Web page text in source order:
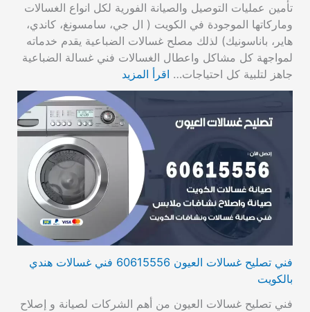
تأمين عمليات التوصيل والصيانة الفورية لكل انواع الغسالات
وماركاتها الموجودة في الكويت ( ال جي، سامسونغ، كاندي،
هاير، باناسونيك) لذلك مصلح غسالات الضباعية يقدم خدماته
لمواجهة كل مشاكل واعطال الغسالات فني غسالة الضباعية
جاهز لتلبية كل احتياجات… اقرأ المزيد
فني تصليح غسالات العيون 60615556 فني غسالات هندي
بالكويت
فني تصليح غسالات العيون من أهم الشركات لصيانة و إصلاح